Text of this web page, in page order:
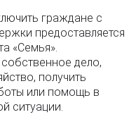
граждане с
предоставляется
«Семья».
дело,
получить
или помощь в
ситуации.